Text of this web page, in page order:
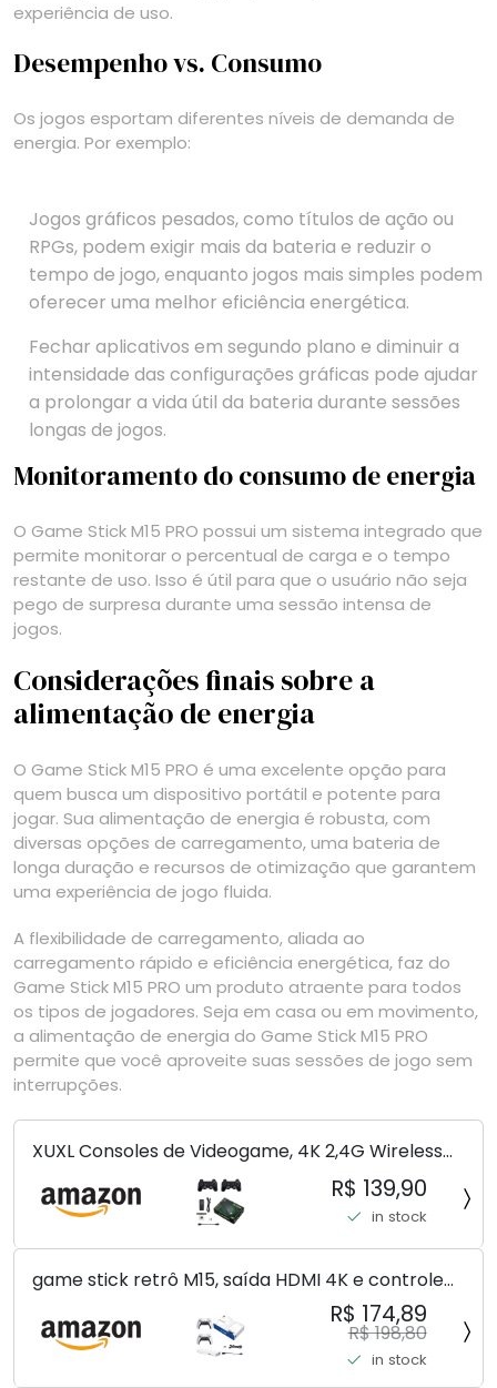
experiência de uso.
Desempenho vs. Consumo
Os jogos esportam diferentes níveis de demanda de
energia. Por exemplo:
Jogos gráficos pesados, como títulos de ação ou
RPGs, podem exigir mais da bateria e reduzir o
tempo de jogo, enquanto jogos mais simples podem
oferecer uma melhor eficiência energética.
Fechar aplicativos em segundo plano e diminuir a
intensidade das configurações gráficas pode ajudar
a prolongar a vida útil da bateria durante sessões
longas de jogos.
Monitoramento do consumo de energia
O Game Stick M15 PRO possui um sistema integrado que
permite monitorar o percentual de carga e o tempo
restante de uso. Isso é útil para que o usuário não seja
pego de surpresa durante uma sessão intensa de
jogos.
Considerações finais sobre a
alimentação de energia
O Game Stick M15 PRO é uma excelente opção para
quem busca um dispositivo portátil e potente para
jogar. Sua alimentação de energia é robusta, com
diversas opções de carregamento, uma bateria de
longa duração e recursos de otimização que garantem
uma experiência de jogo fluida.
A flexibilidade de carregamento, aliada ao
carregamento rápido e eficiência energética, faz do
Game Stick M15 PRO um produto atraente para todos
os tipos de jogadores. Seja em casa ou em movimento,
a alimentação de energia do Game Stick M15 PRO
permite que você aproveite suas sessões de jogo sem
interrupções.
XUXL Consoles de Videogame, 4K 2,4G Wireless
10.000 jogos 32/64GB Retro Classic Gaming
Gamepads Controlador da família de TV para
R$ 139,90
in stock
game stick retrô M15, saída HDMI 4K e controle
sem fio, console de videogame Plug and Play com
mais de 30.000 jogos, console de jogos Arcade
R$ 174,89
R$ 198,80
in stock